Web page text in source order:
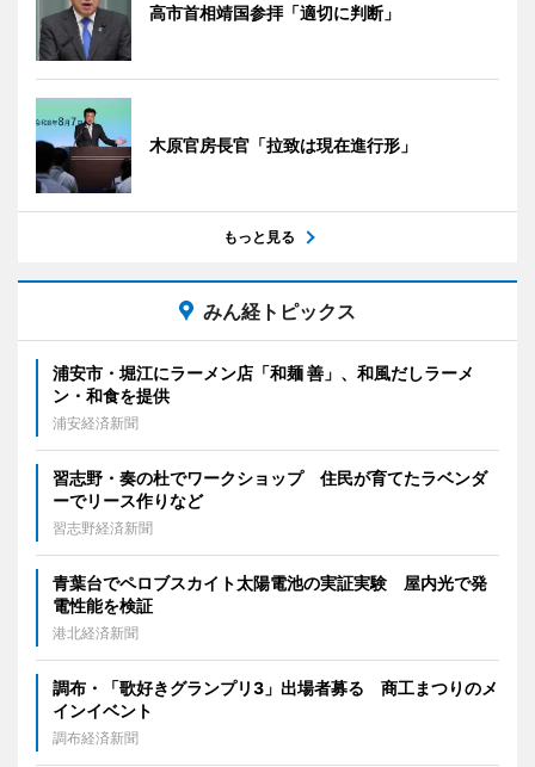
高市首相靖国参拝「適切に判断」
木原官房長官「拉致は現在進行形」
もっと見る
みん経トピックス
浦安市・堀江にラーメン店「和麺 善」、和風だしラーメ
ン・和食を提供
浦安経済新聞
習志野・奏の杜でワークショップ 住民が育てたラベンダ
ーでリース作りなど
習志野経済新聞
青葉台でペロブスカイト太陽電池の実証実験 屋内光で発
電性能を検証
港北経済新聞
調布・「歌好きグランプリ3」出場者募る 商工まつりのメ
インイベント
調布経済新聞